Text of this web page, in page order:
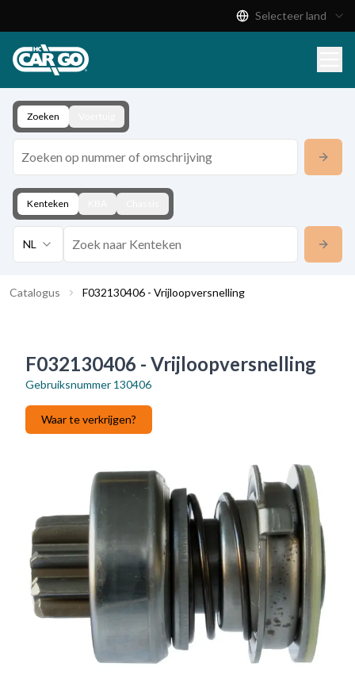
Download
Contact
Selecteer land
Zoeken
Kenteken
NL
Catalogus F032130406 - Vrijloopversnelling
F032130406 - Vrijloopversnelling
Gebruiksnummer 130406
Waar te verkrijgen?